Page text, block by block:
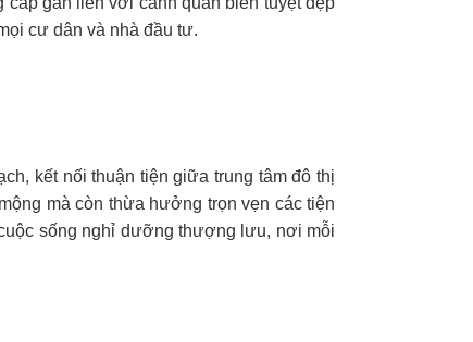
cư dân và nhà đầu tư.
kết nối thuận tiện giữa trung tâm đô thị
mà còn thừa hưởng trọn vẹn các tiện
sống nghỉ dưỡng thượng lưu, nơi mỗi